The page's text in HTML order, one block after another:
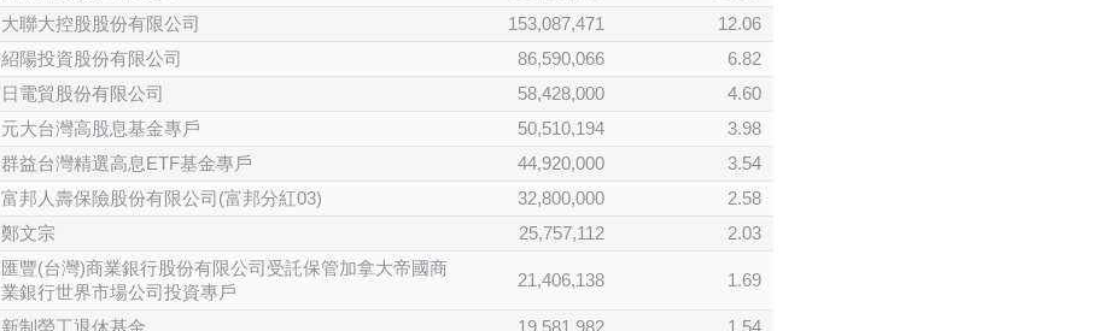
大聯大控股股份有限公司
153,087,471
12.06
紹陽投資股份有限公司
86,590,066
6.82
日電貿股份有限公司
58,428,000
4.60
元大台灣高股息基金專戶
50,510,194
3.98
群益台灣精選高息ETF基金專戶
44,920,000
3.54
富邦人壽保險股份有限公司(富邦分紅03)
32,800,000
2.58
鄭文宗
25,757,112
2.03
匯豐(台灣)商業銀行股份有限公司受託保管加拿大帝國商
業銀行世界市場公司投資專戶
21,406,138 1.69
新制勞工退休基金 19,581,982 1.54